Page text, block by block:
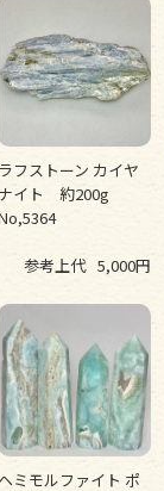
ラフストーン カイヤ
ナイト 約200g
参考上代 5,000円
ヘミモルファイト ポ